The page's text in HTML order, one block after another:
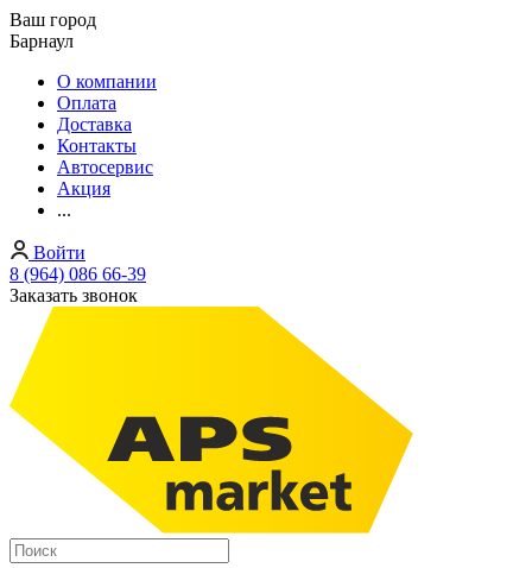
Ваш город
Барнаул
О компании
Оплата
Доставка
Контакты
Автосервис
Акция
...
Войти
8 (964) 086 66-39
Заказать звонок